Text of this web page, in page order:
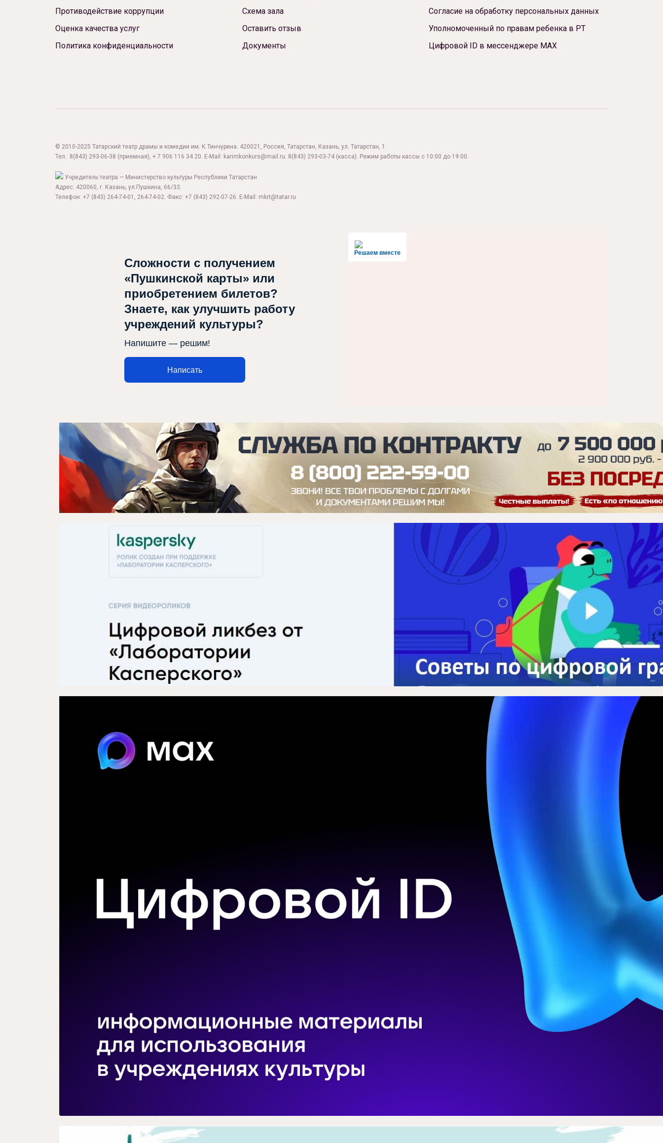
Контакты
Противодействие коррупции
Оценка качества услуг
Политика конфиденциальности
Схема зала
Оставить отзыв
Документы
Согласие на обработку персональных данных
Уполномоченный по правам ребенка в РТ
Цифровой ID в мессенджере МАХ
© 2010-2025 Татарский театр драмы и комедии им. К.Тинчурина. 420021, Россия, Татарстан, Казань, ул. Татарстан, 1.
Тел.: 8(843) 293-06-38 (приемная), + 7 906 116 34 20. E-Mail: karimkonkurs@mail.ru. 8(843) 293-03-74 (касса). Режим работы кассы с 10:00 до 19:00.
Учредитель театра — Министерство культуры Республики Татарстан
Адрес: 420060, г. Казань, ул.Пушкина, 66/33.
Телефон: +7 (843) 264-74-01, 264-74-02. Факс: +7 (843) 292-07-26. E-Mail: mkrt@tatar.ru
Решаем вместе
Сложности с получением
«Пушкинской карты» или
приобретением билетов?
Знаете, как улучшить работу
учреждений культуры?
Напишите — решим!
Написать